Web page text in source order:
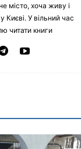
місто, хоча живу і
Києві. У вільний час
читати книги